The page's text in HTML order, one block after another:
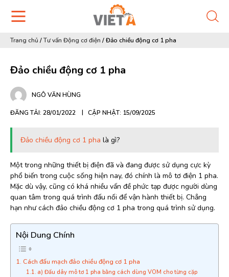
Trang chủ /Tư vấn Động cơ điện /Đảo chiều động cơ 1 pha
Đảo chiều động cơ 1 pha
NGÔ VĂN HÙNG
ĐĂNG TẢI: 28/01/2022 CẬP NHẬT: 15/09/2025
Đảo chiều động cơ 1 pha là gì?
Một trong những thiết bị điện đã và đang được sử dụng cực kỳ
phổ biến trong cuộc sống hiện nay, đó chính là mô tơ điện 1 pha.
Mặc dù vậy, cũng có khá nhiều vấn đề phức tạp được người dùng
quan tâm trong quá trình đấu nối để vận hành thiết bị. Chẳng
hạn như cách đảo chiều động cơ 1 pha trong quá trình sử dụng.
Nội Dung Chính
Cách đấu mạch đảo chiều động cơ 1 pha
a) Đấu dây mô tơ 1 pha bằng cách dùng VOM cho từng cặp